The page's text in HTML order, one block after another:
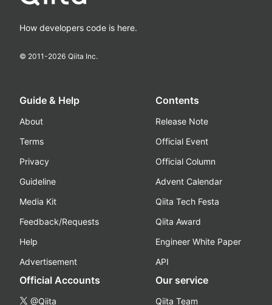
How developers code is here.
© 2011-2026 Qiita Inc.
Guide & Help
About
Terms
Privacy
Guideline
Media Kit
Feedback/Requests
Help
Advertisement
Contents
Release Note
Official Event
Official Column
Advent Calendar
Qiita Tech Festa
Qiita Award
Engineer White Paper
API
Official Accounts
@Qiita
Our service
Qiita Team